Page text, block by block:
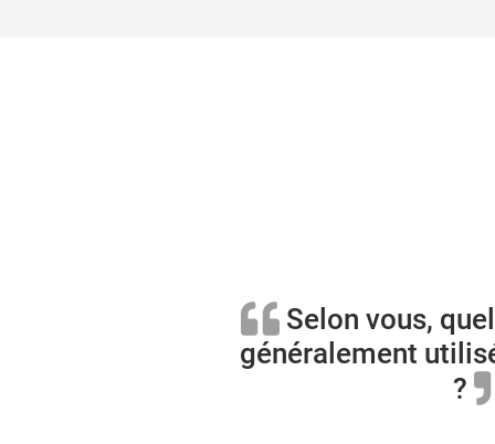
Selon vous,
généralement
?